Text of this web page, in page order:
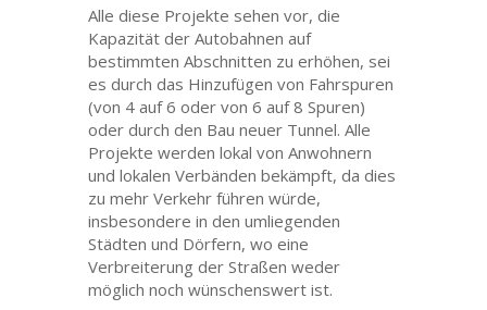
Alle diese Projekte sehen vor, die
Kapazität der Autobahnen auf
bestimmten Abschnitten zu erhöhen, sei
es durch das Hinzufügen von Fahrspuren
(von 4 auf 6 oder von 6 auf 8 Spuren)
oder durch den Bau neuer Tunnel. Alle
Projekte werden lokal von Anwohnern
und lokalen Verbänden bekämpft, da dies
zu mehr Verkehr führen würde,
insbesondere in den umliegenden
Städten und Dörfern, wo eine
Verbreiterung der Straßen weder
möglich noch wünschenswert ist.